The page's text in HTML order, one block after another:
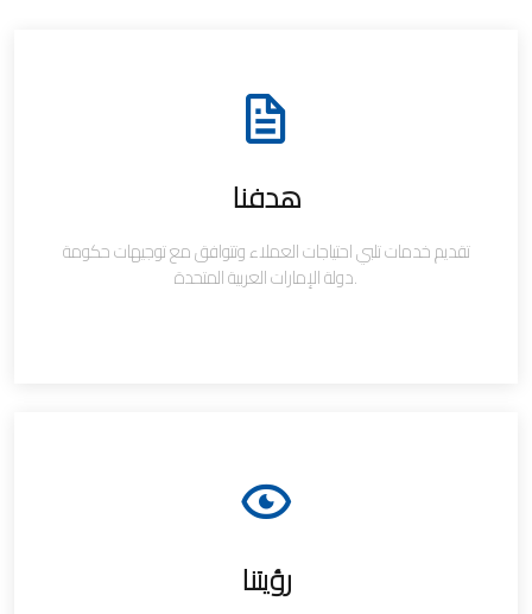
هدفنا
تقديم خدمات تلبي احتياجات العملاء وتتوافق مع توجيهات حكومة
دولة الإمارات العربية المتحدة.
رؤيتنا